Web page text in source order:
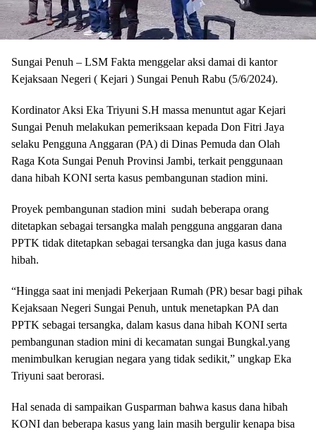
Sungai Penuh – LSM Fakta menggelar aksi damai di kantor
Kejaksaan Negeri ( Kejari ) Sungai Penuh Rabu (5/6/2024).
Kordinator Aksi Eka Triyuni S.H massa menuntut agar Kejari
Sungai Penuh melakukan pemeriksaan kepada Don Fitri Jaya
selaku Pengguna Anggaran (PA) di Dinas Pemuda dan Olah
Raga Kota Sungai Penuh Provinsi Jambi, terkait penggunaan
dana hibah KONI serta kasus pembangunan stadion mini.
Proyek pembangunan stadion mini sudah beberapa orang
ditetapkan sebagai tersangka malah pengguna anggaran dana
PPTK tidak ditetapkan sebagai tersangka dan juga kasus dana
hibah.
“Hingga saat ini menjadi Pekerjaan Rumah (PR) besar bagi pihak
Kejaksaan Negeri Sungai Penuh, untuk menetapkan PA dan
PPTK sebagai tersangka, dalam kasus dana hibah KONI serta
pembangunan stadion mini di kecamatan sungai Bungkal.yang
menimbulkan kerugian negara yang tidak sedikit,” ungkap Eka
Triyuni saat berorasi.
Hal senada di sampaikan Gusparman bahwa kasus dana hibah
KONI dan beberapa kasus yang lain masih bergulir kenapa bisa